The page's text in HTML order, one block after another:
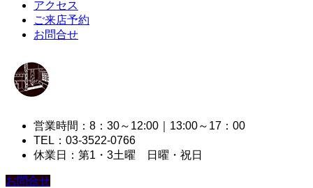
アクセス
ご来店予約
お問合せ
営業時間：8：30～12:00｜13:00～17：00
TEL：03-3522-0766
休業日：第1・3土曜 日曜・祝日
お問合せ